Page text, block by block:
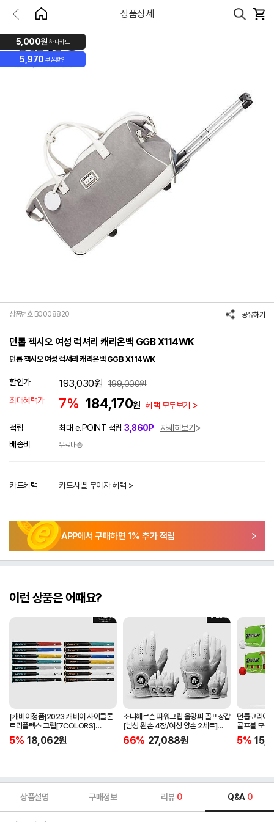
상품상세
5,000원 하나카드
5,970 쿠폰할인
상품번호 B0008820 공유하기
던롭 젝시오 여성 럭셔리 캐리온백 GGB X114WK
던롭 젝시오 여성 럭셔리 캐리온백 GGB X114WK
할인가 193,030원 199,000원
최대혜택가
7% 184,170원 혜택 모두보기
적립 최대 e.POINT 적립 3,860P
자세히보기
배송비
무료배송
카드혜택 카드사별 무이자 혜택 >
APP에서 구매하면 1% 추가 적립
이런 상품은 어때요?
[캐비어정품]2023 캐비어 사이클론
트리플렉스 그립[7COLORS]
[라운드][39g/42g/46g/50g]
[R/S 토크]
5% 18,062원
조니헤르슨 파워그립 올양피 골프장갑
[남성 왼손 4장/여성 양손 2세트]
[화이트][케이스포함]
66% 27,088원
던롭코리아
골프볼 모
[2피스/12
5%
상품설명 구매정보 리뷰 0 Q&A 0